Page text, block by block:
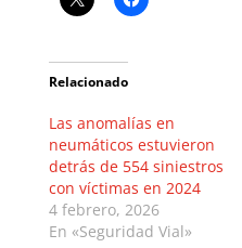
Relacionado
Las anomalías en
neumáticos estuvieron
detrás de 554 siniestros
con víctimas en 2024
4 febrero, 2026
En «Seguridad Vial»